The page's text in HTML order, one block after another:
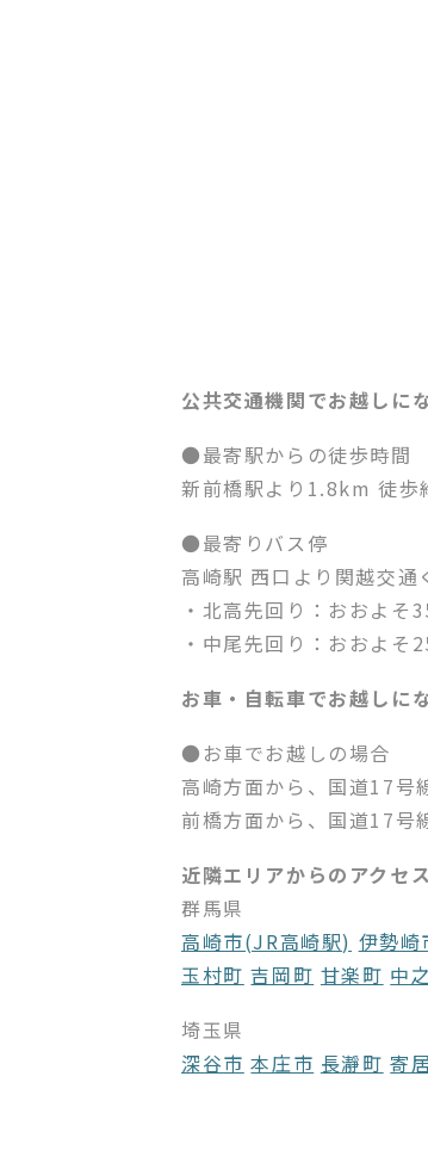
公共交通機関でお越しに
●最寄駅からの徒歩時間
新前橋駅より1.8km 徒
●最寄りバス停
高崎駅 西口より関越交
・北高先回り：おおよそ
・中尾先回り：おおよそ
お車・自転車でお越しに
●お車でお越しの場合
高崎方面から、国道17号
前橋方面から、国道17号
近隣エリアからのアクセ
群馬県
高崎市(JR高崎駅) 伊勢崎
玉村町 吉岡町 甘楽町 中
埼玉県
深谷市 本庄市 長瀞町 寄